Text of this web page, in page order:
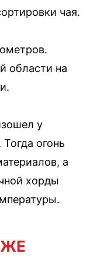
чая.
области на
у
огонь
а
хорды